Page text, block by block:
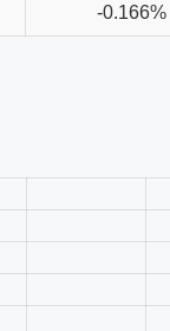
-0.166%